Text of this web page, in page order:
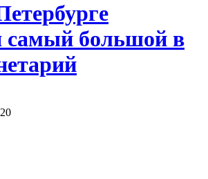
самый большой в